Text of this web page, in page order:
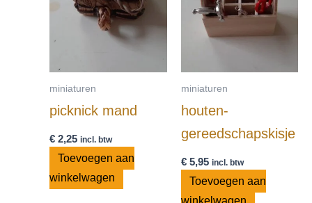
miniaturen
picknick mand
€ 2,25 incl. btw
Toevoegen aan
winkelwagen
miniaturen
houten-
gereedschapskisje
€5,95 incl. btw
Toevoegen aan
winkelwagen